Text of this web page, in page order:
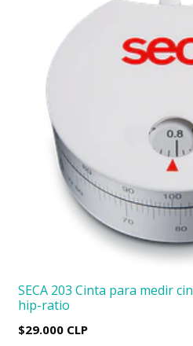
SECA 203 Cinta para medir
hip-ratio
$29.000 CLP